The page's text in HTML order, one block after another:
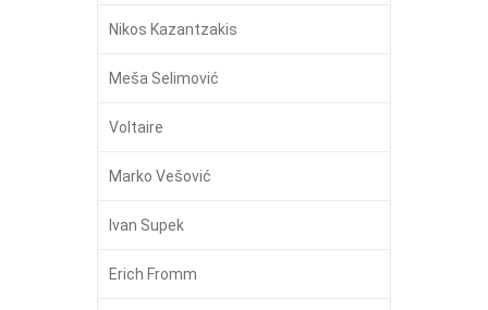
Nikos Kazantzakis
Meša Selimović
Voltaire
Marko Vešović
Ivan Supek
Erich Fromm